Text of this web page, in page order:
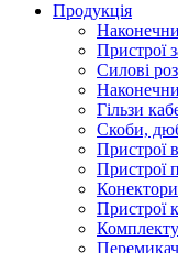
Продукція
Пристрої
Силові
Гільзи
Скоби,
Пристрої
Пристрої
Конектори
Пристрої